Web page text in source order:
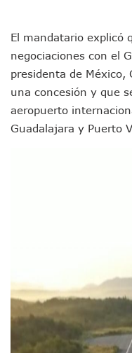
“Kato”
Munguía
ATM
Avenida
Caída
Mercado
Viajar A
Buscan
Vecinos
Asesinan
El mandatario explicó
negociaciones con el
presidenta de México,
una concesión y que
aeropuerto
Guadalajara y Puerto